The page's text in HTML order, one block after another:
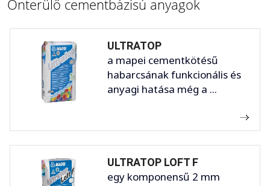
Önterülő cementbázisú anyagok
ULTRATOP
a mapei cementkötésű
habarcsának funkcionális és
anyagi hatása még a ...
ULTRATOP LOFT F
egy komponensű 2 mm